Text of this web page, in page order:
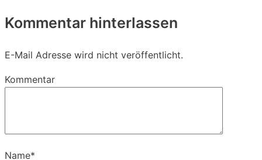
Kommentar hinterlassen
E-Mail Adresse wird nicht veröffentlicht.
Kommentar
Name*